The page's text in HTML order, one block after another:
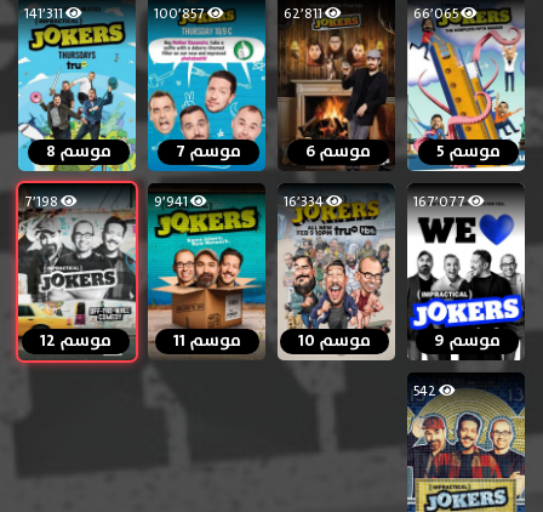
66٬065
موسم 5
62٬811
موسم 6
100٬857
موسم 7
141٬311
موسم 8
167٬077
موسم 9
16٬334
موسم 10
9٬941
موسم 11
7٬198
موسم 12
542